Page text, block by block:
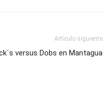
Artículo siguiente
versus Dobs en Mantagua